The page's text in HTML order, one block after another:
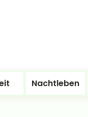
Nachtleben